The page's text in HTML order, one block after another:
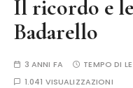
Il ricordo e
Badarello
3 ANNI FA TEMPO DI
1.041 VISUALIZZAZIONI